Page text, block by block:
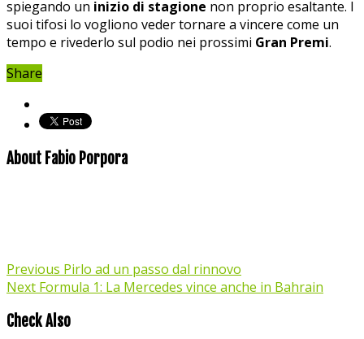
spiegando un inizio di stagione non proprio esaltante. I
suoi tifosi lo vogliono veder tornare a vincere come un
tempo e rivederlo sul podio nei prossimi Gran Premi.
Share
About Fabio Porpora
Previous Pirlo ad un passo dal rinnovo
Next Formula 1: La Mercedes vince anche in Bahrain
Check Also